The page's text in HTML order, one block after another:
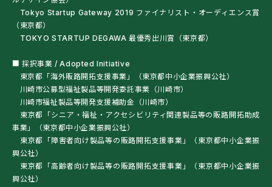
Tokyo Startup Gateway 2019 ファイナリスト・オーディエンス賞
（東京都）
TOKYO STARTUP DEGAWA 最優秀出川賞（東京都）
■ 採択事業 / Adopted Initiative
東京都「海外販路開拓支援事業」（東京都中小企業振興公社）
川崎市公募型福祉製品等開発委託事業（川崎市）
川崎市福祉製品等開発支援補助金（川崎市）
東京都「シニア・福祉・アクセシビリティ関連製品等の販路開拓助成
事業」（東京都中小企業振興公社）
東京都「障害者向け製品等の販路開拓支援事業」（東京都中小企業振
興公社）
東京都「高齢者向け製品等の販路開拓支援事業」（東京都中小企業振
興公社）